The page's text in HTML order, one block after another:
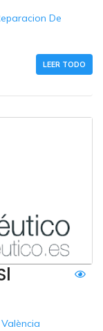
De
LEER TODO
València